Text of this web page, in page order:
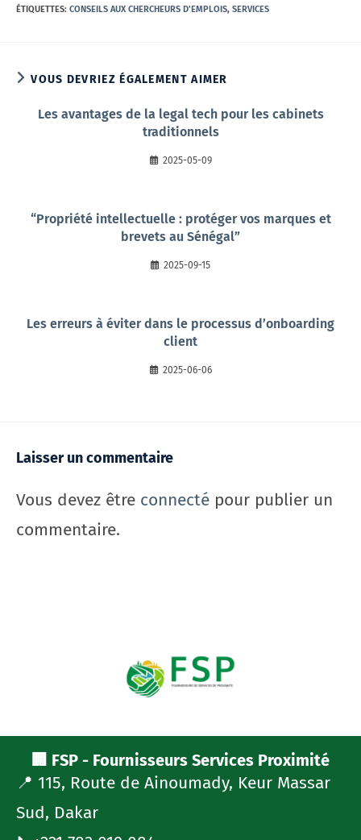
ÉTIQUETTES: CONSEILS AUX CHERCHEURS D'EMPLOIS, SERVICES
VOUS DEVRIEZ ÉGALEMENT AIMER
Les avantages de la legal tech pour les cabinets
traditionnels
2025-05-09
“Propriété intellectuelle : protéger vos marques et
brevets au Sénégal”
2025-09-15
Les erreurs à éviter dans le processus d’onboarding
client
2025-06-06
Laisser un commentaire
Vous devez être connecté pour publier un
commentaire.
🏢 FSP - Fournisseurs Services Proximité
📍 115, Route de Ainoumady, Keur Massar
Sud, Dakar